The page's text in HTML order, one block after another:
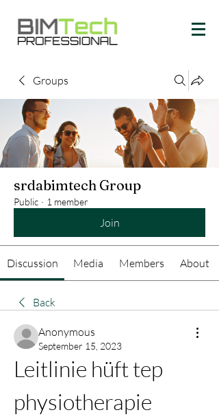
Groups
srdabimtech Group
Public · 1 member
Join
Discussion Media Members About
Back
Anonymous
September 15, 2023
Leitlinie hüft tep
physiotherapie